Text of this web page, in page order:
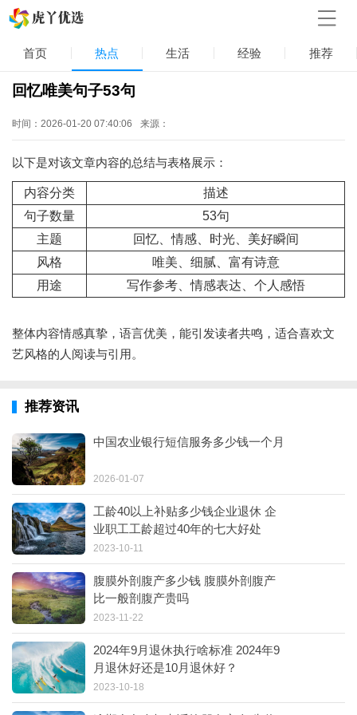
首页 热点 生活 经验 推荐
回忆唯美句子53句
时间：2026-01-20 07:40:06 来源：
以下是对该文章内容的总结与表格展示：
内容分类
描述
句子数量
53句
主题
回忆、情感、时光、美好瞬间
风格
唯美、细腻、富有诗意
用途
写作参考、情感表达、个人感悟
整体内容情感真挚，语言优美，能引发读者共鸣，适合喜欢文
艺风格的人阅读与引用。
推荐资讯
中国农业银行短信服务多少钱一个月
2026-01-07
工龄40以上补贴多少钱企业退休 企
业职工工龄超过40年的七大好处
2023-10-11
腹膜外剖腹产多少钱 腹膜外剖腹产
比一般剖腹产贵吗
2023-11-22
2024年9月退休执行啥标准 2024年9
月退休好还是10月退休好？
2023-10-18